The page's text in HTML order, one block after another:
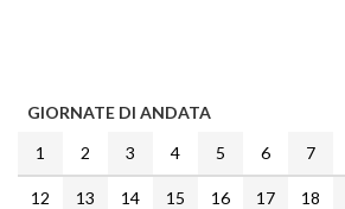
GIORNATE DI ANDATA
1
2 3 4 5 6 7
12 13 14 15 16 17 18